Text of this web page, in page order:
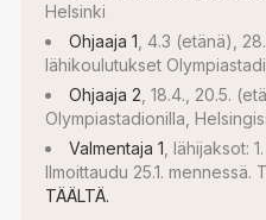
Helsinki
Ohjaaja 1 , 4.3 (etänä),
lähikoulutukset
Ohjaaja 2 , 18.4., 20.5.
Olympiastadionilla,
Valmentaja 1 , lähijaksot:
Ilmoittaudu 25.1.
TÄÄLTÄ.